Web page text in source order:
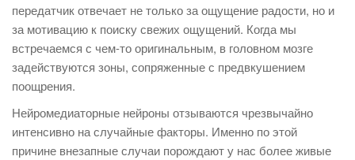
передатчик отвечает не только за ощущение радости, но и
за мотивацию к поиску свежих ощущений. Когда мы
встречаемся с чем-то оригинальным, в головном мозге
задействуются зоны, сопряженные с предвкушением
поощрения.
Нейромедиаторные нейроны отзываются чрезвычайно
интенсивно на случайные факторы. Именно по этой
причине внезапные случаи порождают у нас более живые